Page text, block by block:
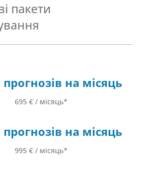
пакети
на місяць
695 € / місяць*
на місяць
995 € / місяць*